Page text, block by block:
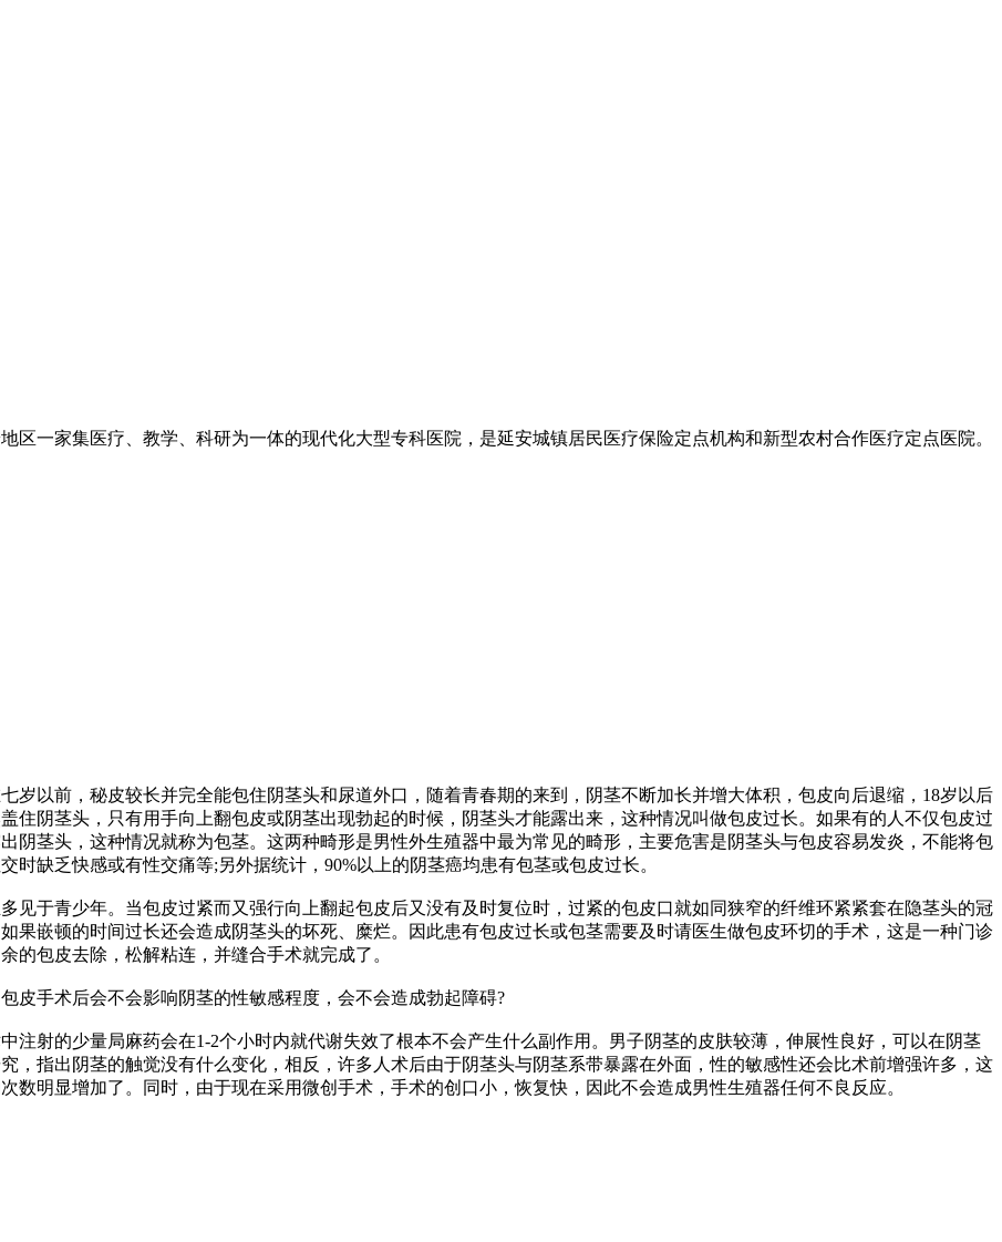
区一家集医疗、教学、科研为一体的现代化大型专科医院，是延安城镇居民医疗保险定点机构和新型农村合作医疗定点医院。
岁以前，秘皮较长并完全能包住阴茎头和尿道外口，随着青春期的来到，阴茎不断加长并增大体积，包皮向后退缩，18岁以后
住阴茎头，只有用手向上翻包皮或阴茎出现勃起的时候，阴茎头才能露出来，这种情况叫做包皮过长。如果有的人不仅包皮过
阴茎头，这种情况就称为包茎。这两种畸形是男性外生殖器中最为常见的畸形，主要危害是阴茎头与包皮容易发炎，不能将包
缺乏快感或有性交痛等;另外据统计，90%以上的阴茎癌均患有包茎或包皮过长。
于青少年。当包皮过紧而又强行向上翻起包皮后又没有及时复位时，过紧的包皮口就如同狭窄的纤维环紧紧套在隐茎头的冠
果嵌顿的时间过长还会造成阴茎头的坏死、糜烂。因此患有包皮过长或包茎需要及时请医生做包皮环切的手术，这是一种门诊
的包皮去除，松解粘连，并缝合手术就完成了。
手术后会不会影响阴茎的性敏感程度，会不会造成勃起障碍?
射的少量局麻药会在1-2个小时内就代谢失效了根本不会产生什么副作用。男子阴茎的皮肤较薄，伸展性良好，可以在阴茎
，指出阴茎的触觉没有什么变化，相反，许多人术后由于阴茎头与阴茎系带暴露在外面，性的敏感性还会比术前增强许多，这
数明显增加了。同时，由于现在采用微创手术，手术的创口小，恢复快，因此不会造成男性生殖器任何不良反应。